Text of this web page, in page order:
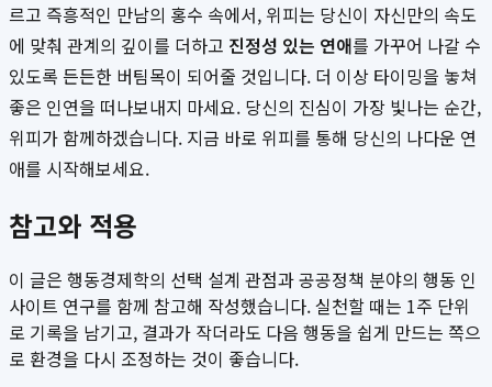
르고 즉흥적인 만남의 홍수 속에서, 위피는 당신이 자신만의 속도
에 맞춰 관계의 깊이를 더하고 진정성 있는 연애를 가꾸어 나갈 수
있도록 든든한 버팀목이 되어줄 것입니다. 더 이상 타이밍을 놓쳐
좋은 인연을 떠나보내지 마세요. 당신의 진심이 가장 빛나는 순간,
위피가 함께하겠습니다. 지금 바로 위피를 통해 당신의 나다운 연
애를 시작해보세요.
참고와 적용
이 글은 행동경제학의 선택 설계 관점과 공공정책 분야의 행동 인
사이트 연구를 함께 참고해 작성했습니다. 실천할 때는 1주 단위
로 기록을 남기고, 결과가 작더라도 다음 행동을 쉽게 만드는 쪽으
로 환경을 다시 조정하는 것이 좋습니다.